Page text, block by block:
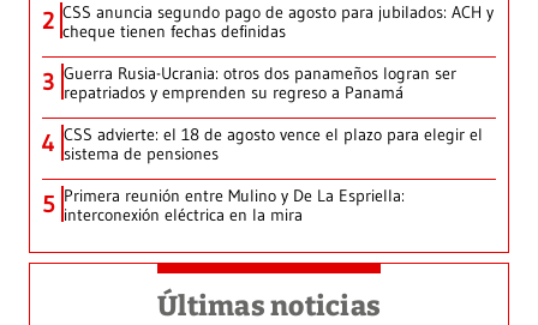
2 CSS anuncia segundo pago de agosto para jubilados: ACH y
cheque tienen fechas definidas
3 Guerra Rusia-Ucrania: otros dos panameños logran ser
repatriados y emprenden su regreso a Panamá
4 CSS advierte: el 18 de agosto vence el plazo para elegir el
sistema de pensiones
5 Primera reunión entre Mulino y De La Espriella:
interconexión eléctrica en la mira
Últimas noticias